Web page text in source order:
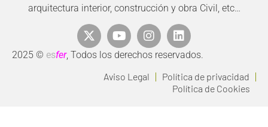
arquitectura interior, construcción y obra Civil, etc…
2025 © esfer, Todos los derechos reservados.
Aviso Legal
Política de privacidad
Política de Cookies